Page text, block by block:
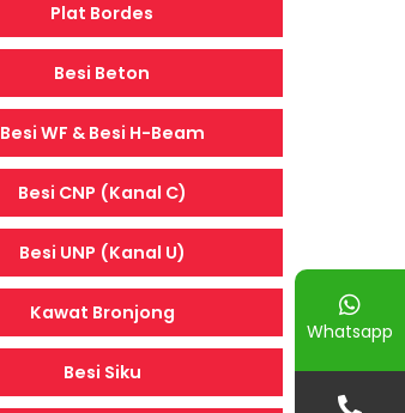
Plat Bordes
Besi Beton
Besi WF & Besi H-Beam
Besi CNP (Kanal C)
Besi UNP (Kanal U)
Kawat Bronjong
Besi Siku
Whatsapp